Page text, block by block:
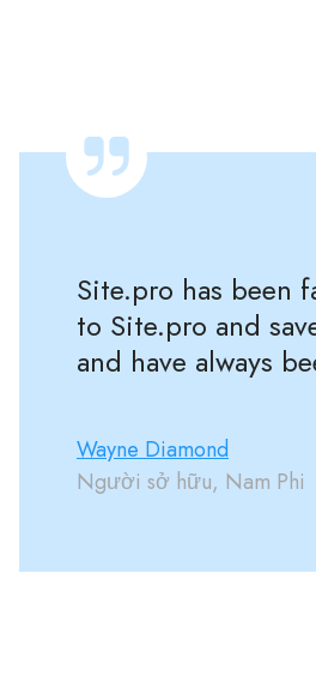
Site.pro has been
to Site.pro and
and have always
Wayne Diamond
Người sở hữu, Nam Phi